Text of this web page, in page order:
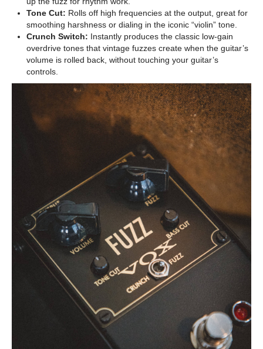
Tone Cut: Rolls off high frequencies at the output, great for
smoothing harshness or dialing in the iconic “violin” tone.
Crunch Switch: Instantly produces the classic low-gain
overdrive tones that vintage fuzzes create when the guitar’s
volume is rolled back, without touching your guitar’s
controls.